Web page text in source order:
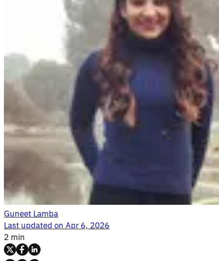
Guneet Lamba
Last updated onApr 6, 2026
2 min